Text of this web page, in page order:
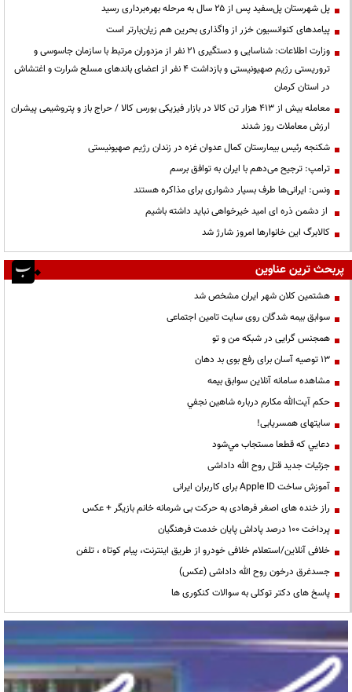
پل شهرستان پل‌سفید پس از ۲۵ سال به مرحله بهره‌برداری رسید
پیامدهای کنوانسیون خزر از واگذاری بحرین هم زیان‌بارتر است
وزارت اطلاعات: شناسایی و دستگیری ۲۱ نفر از مزدوران مرتبط با سازمان جاسوسی و
تروریستی رژیم صهیونیستی و بازداشت ۴ نفر از اعضای باندهای مسلح شرارت و اغتشاش
در استان کرمان
معامله بیش از ۴۱۳ هزار تن کالا در بازار فیزیکی بورس کالا / حراج باز و پتروشیمی پیشران
ارزش معاملات روز شدند
شکنجه رئیس بیمارستان کمال عدوان غزه در زندان رژیم صهیونیستی
ترامپ: ترجیح می‌دهم با ایران به توافق برسم
ونس: ایرانی‌ها طرف بسیار دشواری برای مذاکره هستند
از دشمن ذره ای امید خیرخواهی نباید داشته باشیم
کالابرگ این خانوارها امروز شارژ شد
پربحث ترین عناوین
هشتمین کلان شهر ایران مشخص شد
سوابق بیمه شدگان روی سایت تامین اجتماعی
همجنس گرایی در شبکه من و تو
13 توصیه آسان برای رفع بوی بد دهان
مشاهده سامانه آنلاين سوابق بیمه
حكم آيت‌الله مكارم درباره شاهين نجفي
سایتهای همسریابی!
دعايي كه قطعا مستجاب مي‌شود
جزئیات جدید قتل روح الله داداشی
آموزش ساخت Apple ID برای کاربران ایرانی
راز خنده های اصغر فرهادی به حرکت بی شرمانه خانم بازیگر + عکس
پرداخت ۱۰۰ درصد پاداش پایان خدمت فرهنگیان
خلافی آنلاین/استعلام خلافی خودرو از طریق اینترنت، پیام کوتاه ، تلفن
جسدغرق درخون روح الله داداشی (عکس)
پاسخ های دکتر توکلی به سوالات کنکوری ها